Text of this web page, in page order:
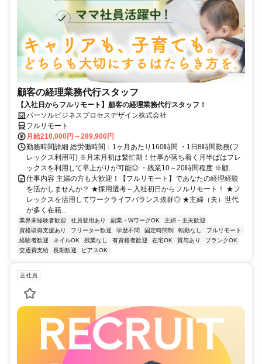
顧客の経理業務代行スタッフ
【入社日からフルリモート】顧客の経理業務代行スタッフ！
パーソルビジネスプロセスデザイン株式会社
フルリモート
月給210,000円～289,900円
勤務時間詳細 総労働時間：1ヶ月あたり160時間 ・1日8時間勤務(フ
レックス利用可) ※月末月初は繁忙期！仕事が落ち着く月半ばはフレ
ックスを利用して早上がりが可能◎ ・残業10～20時間程度 ※顧...
仕事内容 主婦の方も大歓迎！【フルリモート】であなたの経理経験
を活かしませんか？ ★採用選考～入社初日からフルリモート！ ★フ
レックスを活用してワークライフバランス抜群◎ ★主婦（夫）世代
が多く在籍...
業界未経験者歓迎 社員登用あり 副業・WワークOK
主婦・主夫歓迎
資格取得支援あり
フリーター歓迎 学歴不問 固定時間制 転勤なし
フルリモート
経験者歓迎
ネイルOK 残業なし 有資格者歓迎 在宅OK 賞与あり
ブランクOK
交通費支給
長期歓迎 ピアスOK
正社員